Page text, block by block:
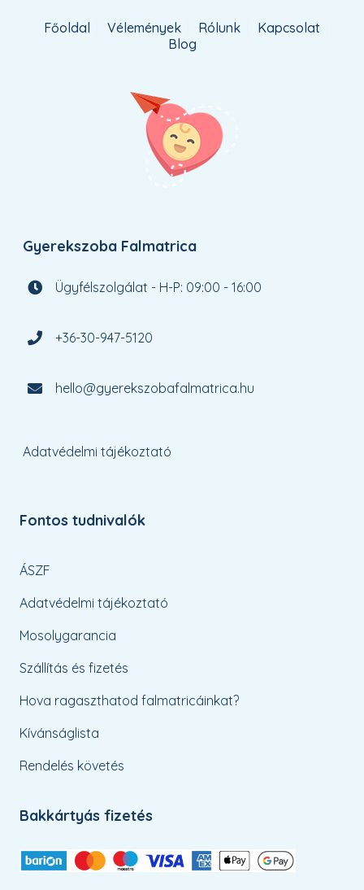
Főoldal Vélemények Rólunk
Kapcsolat
Blog
Gyerekszoba Falmatrica
Ügyfélszolgálat - H-P: 09:00 - 16:00
+36-30-947-5120
hello@gyerekszobafalmatrica.hu
Adatvédelmi tájékoztató
Fontos tudnivalók
ÁSZF
Adatvédelmi tájékoztató
Mosolygarancia
Szállítás és fizetés
Hova ragaszthatod falmatricáinkat?
Kívánságlista
Rendelés követés
Bakkártyás fizetés